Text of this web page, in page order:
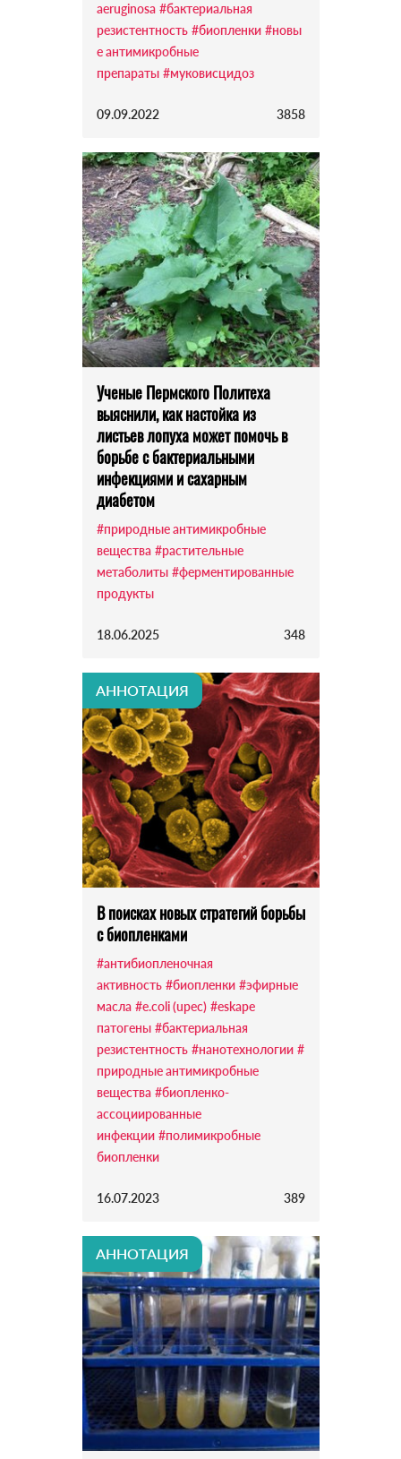
aeruginosa #бактериальная
резистентность #биопленки #новы
е антимикробные
препараты #муковисцидоз
09.09.2022 3858
Ученые Пермского Политеха
выяснили, как настойка из
листьев лопуха может помочь в
борьбе с бактериальными
инфекциями и сахарным
диабетом
#природные антимикробные
вещества #растительные
метаболиты #ферментированные
продукты
18.06.2025 348
АННОТАЦИЯ
В поисках новых стратегий борьбы
с биопленками
#антибиопленочная
активность #биопленки #эфирные
масла #e.coli (upec) #eskape
патогены #бактериальная
резистентность #нанотехнологии #
природные антимикробные
вещества #биопленко-
ассоциированные
инфекции #полимикробные
биопленки
16.07.2023 389
АННОТАЦИЯ